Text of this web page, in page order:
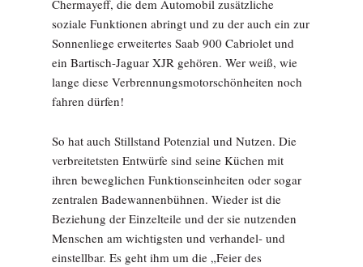
Chermayeff, die dem Automobil zusätzliche
soziale Funktionen abringt und zu der auch ein zur
Sonnenliege erweitertes Saab 900 Cabriolet und
ein Bartisch-Jaguar XJR gehören. Wer weiß, wie
lange diese Verbrennungsmotorschönheiten noch
fahren dürfen!
So hat auch Stillstand Potenzial und Nutzen. Die
verbreitetsten Entwürfe sind seine Küchen mit
ihren beweglichen Funktionseinheiten oder sogar
zentralen Badewannenbühnen. Wieder ist die
Beziehung der Einzelteile und der sie nutzenden
Menschen am wichtigsten und verhandel- und
einstellbar. Es geht ihm um die „Feier des